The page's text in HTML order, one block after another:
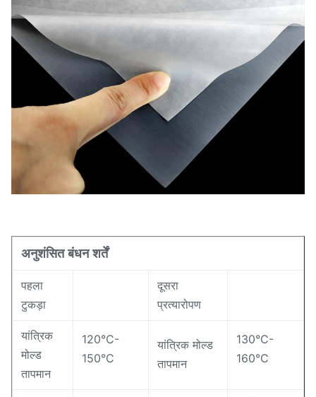
पिघलने का प्रवाह सूचकांक 17±7 ग्राम/10 मिनट
कठोरता
1.18±0.02g/cm3
अनुशंसित बंधन शर्तें
पहला
टुकड़ा
दूसरा
प्रत्यारोपण
यांत्रिक
मोल्ड
तापमान
120°C-
150°C
यांत्रिक मोल्ड
तापमान
130°C-
160°C